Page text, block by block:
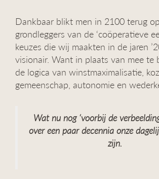
Dankbaar blikt men in 2100 terug
grondleggers van de ‘coöperatieve
keuzes die wij maakten in de jaren
visionair. Want in plaats van mee te
de logica van winstmaximalisatie,
gemeenschap, autonomie en
Wat nu nog ‘voorbij de
over een paar decennia onze
zijn.